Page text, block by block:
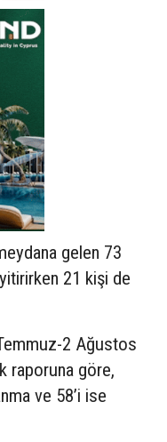
gelen 73
21 kişi de
2 Ağustos
raporuna göre,
ve 58’i ise